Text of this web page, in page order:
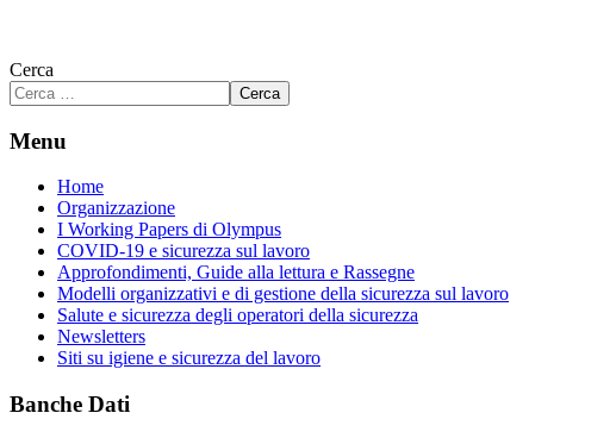
Cerca
Cerca
Menu
Home
Organizzazione
I Working Papers di Olympus
COVID-19 e sicurezza sul lavoro
Approfondimenti, Guide alla lettura e Rassegne
Modelli organizzativi e di gestione della sicurezza sul lavoro
Salute e sicurezza degli operatori della sicurezza
Newsletters
Siti su igiene e sicurezza del lavoro
Banche Dati